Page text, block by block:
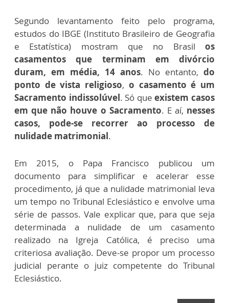
Segundo levantamento feito pelo programa,
estudos do IBGE (Instituto Brasileiro de Geografia
e Estatística) mostram que no Brasil os
casamentos que terminam em divórcio
duram, em média, 14 anos. No entanto, do
ponto de vista religioso, o casamento é um
Sacramento indissolúvel. Só queexistem casos
em que não houve o Sacramento. E aí, nesses
casos, pode-se recorrer ao processo de
nulidade matrimonial.
Em 2015, o Papa Francisco publicou um
documento para simplificar e acelerar esse
procedimento, já que a nulidade matrimonial leva
um tempo no Tribunal Eclesiástico e envolve uma
série de passos. Vale explicar que, para que seja
determinada a nulidade de um casamento
realizado na Igreja Católica, é preciso uma
criteriosa avaliação. Deve-se propor um processo
judicial perante o juiz competente do Tribunal
Eclesiástico.